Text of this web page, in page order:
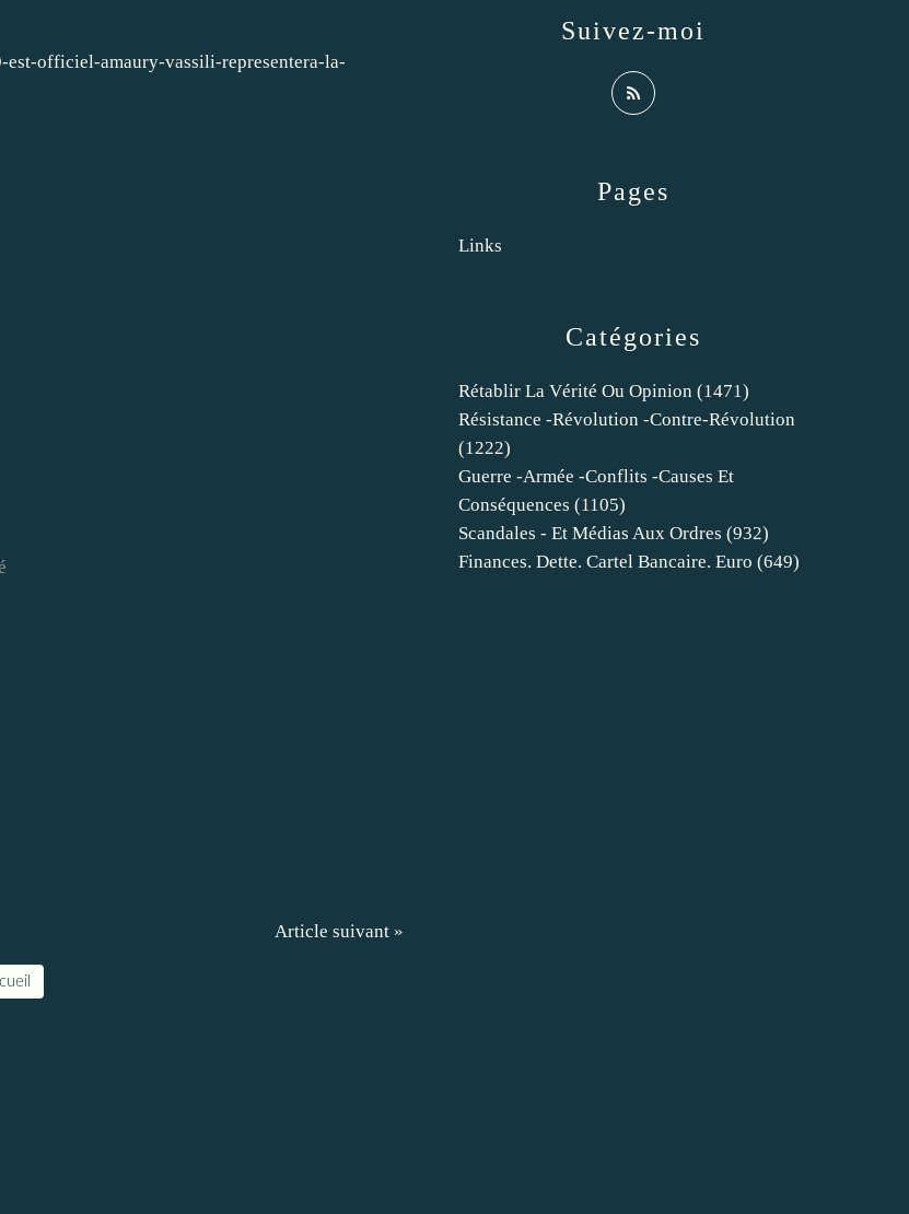
officiel-amaury-vassili-representera-la-
Article suivant »
Catégories
Rétablir La Vérité Ou Opinion (1471)
Résistance -révolution -contre-Révolution
(1222)
Guerre -armée -conflits -causes Et
Conséquences (1105)
Scandales - Et Médias Aux Ordres (932)
Finances. Dette. Cartel Bancaire. Euro (649)
Pages
Links
Suivez-moi